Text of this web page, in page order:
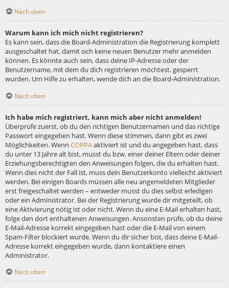
Nach oben
Warum kann ich mich nicht registrieren?
Es kann sein, dass die Board-Administration die Registrierung komplett
ausgeschaltet hat, damit sich keine neuen Benutzer mehr anmelden
können. Es könnte auch sein, dass deine IP-Adresse oder der
Benutzername, mit dem du dich registrieren möchtest, gesperrt
wurden. Um Hilfe zu erhalten, wende dich an die Board-Administration.
Nach oben
Ich habe mich registriert, kann mich aber nicht anmelden!
Überprüfe zuerst, ob du den richtigen Benutzernamen und das richtige
Passwort eingegeben hast. Wenn diese stimmen, dann gibt es zwei
Möglichkeiten. Wenn COPPAaktiviert ist und du angegeben hast, dass
du unter 13 Jahre alt bist, musst du bzw. einer deiner Eltern oder deiner
Erziehungsberechtigten den Anweisungen folgen, die du erhalten hast.
Wenn dies nicht der Fall ist, muss dein Benutzerkonto vielleicht aktiviert
werden. Bei einigen Boards müssen alle neu angemeldeten Mitglieder
erst freigeschaltet werden – entweder musst du dies selbst erledigen
oder ein Administrator. Bei der Registrierung wurde dir mitgeteilt, ob
eine Aktivierung nötig ist oder nicht. Wenn du eine E-Mail erhalten hast,
folge den dort enthaltenen Anweisungen. Ansonsten prüfe, ob du deine
E-Mail-Adresse korrekt eingegeben hast oder die E-Mail von einem
Spam-Filter blockiert wurde. Wenn du dir sicher bist, dass deine E-Mail-
Adresse korrekt eingegeben wurde, dann kontaktiere einen
Administrator.
Nach oben